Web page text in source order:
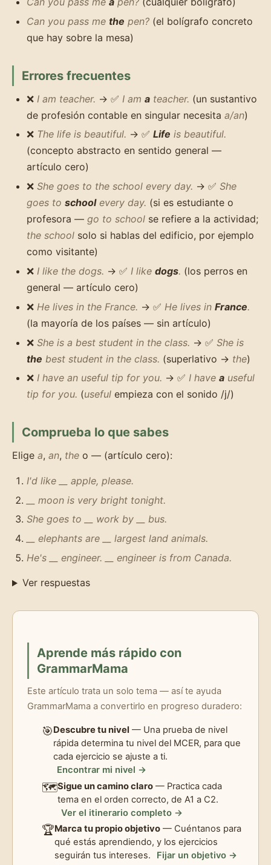
Can you pass me the pen? (el bolígrafo concreto
que hay sobre la mesa)
Errores frecuentes
❌ I am teacher. → ✅ I am a teacher. (un sustantivo
de profesión contable en singular necesita a/an)
❌ The life is beautiful. → ✅ Life is beautiful.
(concepto abstracto en sentido general —
artículo cero)
❌ She goes to the school every day. → ✅ She
goes to schoolevery day. (si es estudiante o
profesora — go to school se refiere a la actividad;
the school solo si hablas del edificio, por ejemplo
como visitante)
❌ I like the dogs. → ✅ I like dogs. (los perros en
general — artículo cero)
❌ He lives in the France. → ✅ He lives in France.
(la mayoría de los países — sin artículo)
❌ She is a best student in the class. → ✅ She is
the best student in the class. (superlativo → the)
❌ I have an useful tip for you. → ✅ I have a useful
tip for you. (useful empieza con el sonido /j/)
Comprueba lo que sabes
Elige a, an, the o — (artículo cero):
I'd like __ apple, please.
__ moon is very bright tonight.
She goes to __ work by __ bus.
__ elephants are __ largest land animals.
He's __ engineer. __ engineer is from Canada.
Ver respuestas
Aprende más rápido con
GrammarMama
Este artículo trata un solo tema — así te ayuda
GrammarMama a convertirlo en progreso duradero:
🎯Descubre tu nivel — Una prueba de nivel
rápida determina tu nivel del MCER, para que
cada ejercicio se ajuste a ti.
Encontrar mi nivel →
🗺️Sigue un camino claro — Practica cada
tema en el orden correcto, de A1 a C2.
Ver el itinerario completo →
🏆Marca tu propio objetivo — Cuéntanos para
qué estás aprendiendo, y los ejercicios
seguirán tus intereses.
Fijar un objetivo →